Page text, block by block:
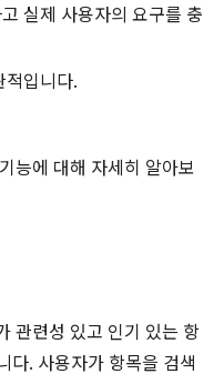
실제 사용자의 요구를 충
적입니다.
능에 대해 자세히 알아보
관련성 있고 인기 있는 항
다. 사용자가 항목을 검색